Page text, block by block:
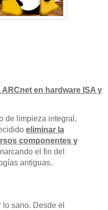
en hardware ISA y
de limpieza integral,
eliminar la
componentes y
el fin del
antiguas.
lo sano. Desde el